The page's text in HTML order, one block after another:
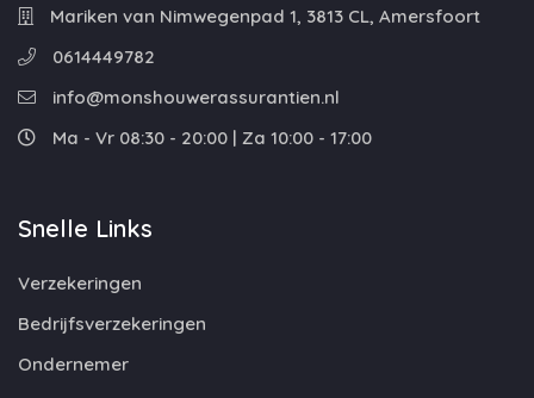
Mariken van Nimwegenpad 1, 3813 CL, Amersfoort
0614449782
info@monshouwerassurantien.nl
Ma - Vr 08:30 - 20:00 | Za 10:00 - 17:00
Snelle Links
Verzekeringen
Bedrijfsverzekeringen
Ondernemer